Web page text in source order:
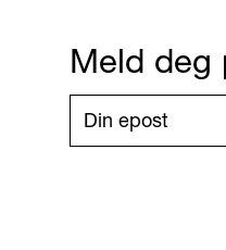
Meld deg